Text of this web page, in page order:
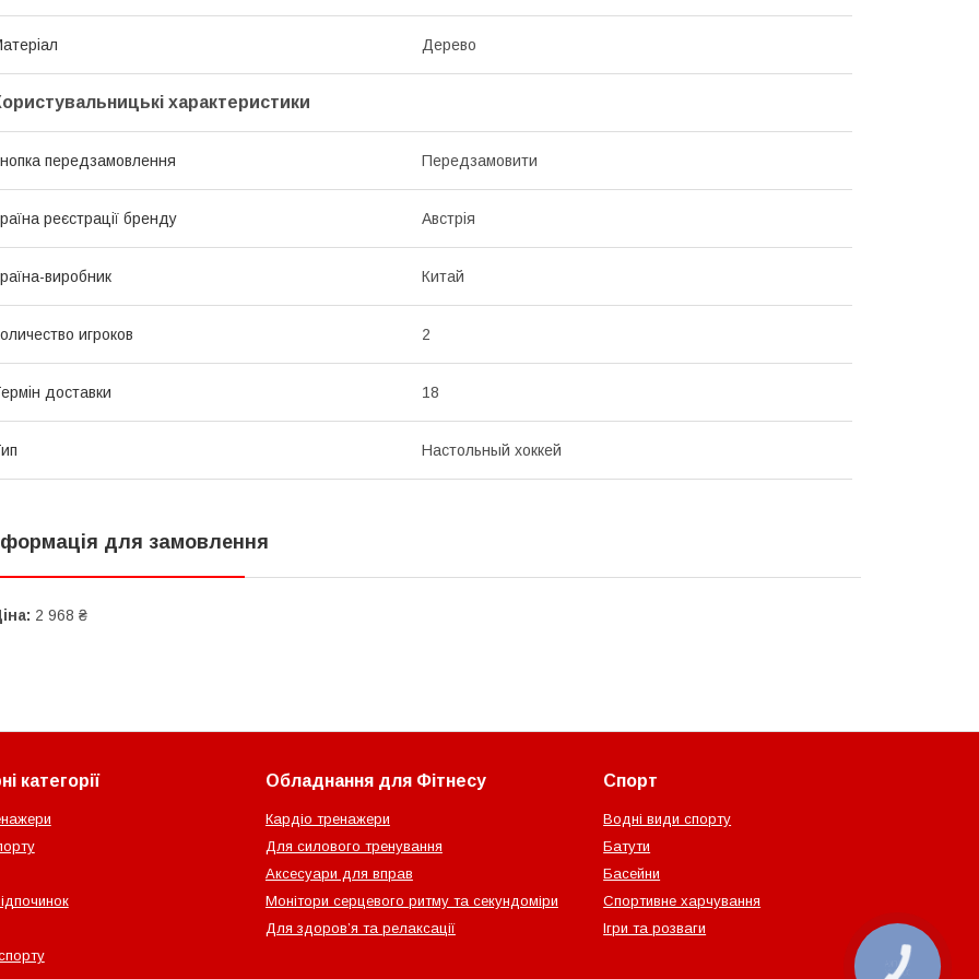
Дерево
характеристики
передзамовлення Передзамовити
реєстрації бренду Австрія
виробник Китай
игроков 2
доставки 18
Настольный хоккей
для замовлення
2 968 ₴
категорії Обладнання для Фітнесу
Кардіо тренажери
Для силового тренування
Аксесуари для вправ
Монітори серцевого ритму та секундоміри
Для здоров’я та релаксації
Спорт
Водні види спорту
Батути
Басейни
Спортивне харчування
Ігри та розваги